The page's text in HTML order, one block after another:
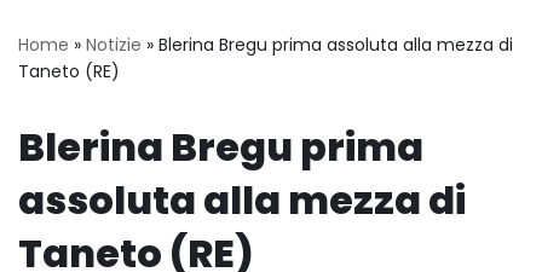
Home » Notizie » Blerina Bregu prima assoluta alla mezza di
Taneto (RE)
Blerina Bregu prima
assoluta alla mezza di
Taneto (RE)